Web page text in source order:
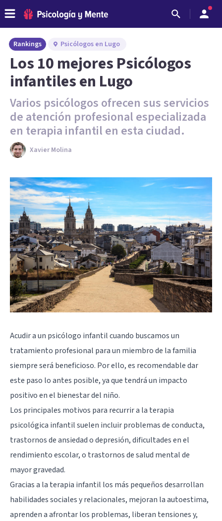
Rankings Psicólogos en Lugo
Los 10 mejores Psicólogos
infantiles en Lugo
Varios psicólogos ofrecen sus servicios
de atención profesional especializada
en terapia infantil en esta ciudad.
Xavier Molina
Acudir a un psicólogo infantilcuando buscamos un
tratamiento profesional para un miembro de la familia
siempre será beneficioso. Por ello, es recomendable dar
este paso lo antes posible, ya que tendrá un impacto
positivo en el bienestar del niño.
Los principales motivos para recurrir a la terapia
psicológica infantil suelen incluir problemas de conducta,
trastornos de ansiedad o depresión, dificultades en el
rendimiento escolar, o trastornos de salud mental de
mayor gravedad.
Gracias a la terapia infantil los más pequeños desarrollan
habilidades sociales y relacionales, mejoran la autoestima,
aprenden a afrontar los problemas, liberan tensiones y,